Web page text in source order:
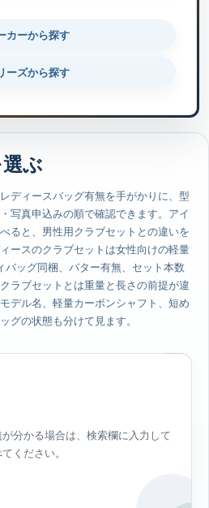
カーから探す
ーズから探す
ぶ
ディースバッグ有無を手がかりに、型
写真申込みの順で確認できます。アイ
ると、男性用クラブセットとの違いを
ースのクラブセットは女性向けの軽量
バッグ同梱、パター有無、セット本数
ラブセットとは重量と長さの前提が違
デル名、軽量カーボンシャフト、短め
グの状態も分けて見ます。
分かる場合は、検索欄に入力して
ください。